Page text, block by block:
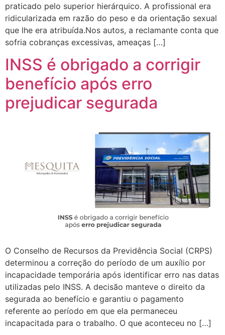
praticado pelo superior hierárquico. A profissional era
ridicularizada em razão do peso e da orientação sexual
que lhe era atribuída.Nos autos, a reclamante conta que
sofria cobranças excessivas, ameaças […]
INSS é obrigado a corrigir
benefício após erro
prejudicar segurada
O Conselho de Recursos da Previdência Social (CRPS)
determinou a correção do período de um auxílio por
incapacidade temporária após identificar erro nas datas
utilizadas pelo INSS. A decisão manteve o direito da
segurada ao benefício e garantiu o pagamento
referente ao período em que ela permaneceu
incapacitada para o trabalho. O que aconteceu no […]